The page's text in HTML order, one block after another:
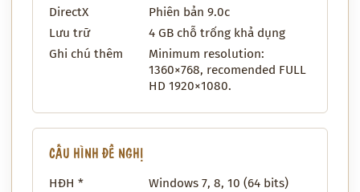
DirectX
Phiên bản 9.0c
Lưu trữ
4 GB chỗ trống khả dụng
Ghi chú thêm
Minimum resolution:
1360×768, recomended FULL
HD 1920×1080.
CẤU HÌNH ĐỀ NGHỊ
HĐH *
Windows 7, 8, 10 (64 bits)